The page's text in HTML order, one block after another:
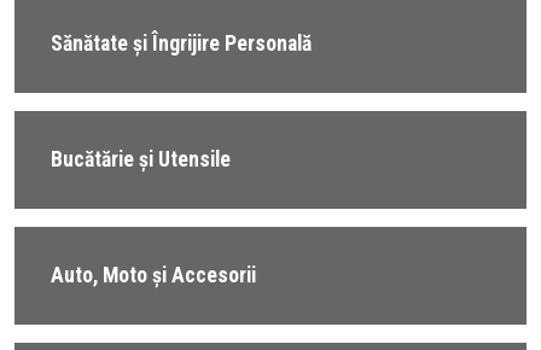
Sănătate și Îngrijire Personală
Bucătărie și Utensile
Auto, Moto și Accesorii